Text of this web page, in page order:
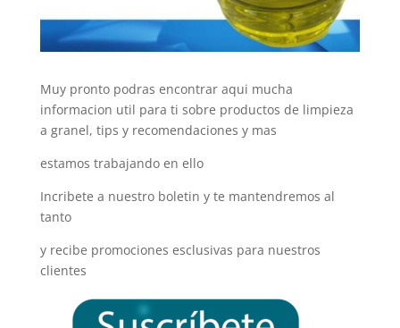
Muy pronto podras encontrar aqui mucha
informacion util para ti sobre productos de limpieza
a granel, tips y recomendaciones y mas
estamos trabajando en ello
Incribete a nuestro boletin y te mantendremos al
tanto
y recibe promociones esclusivas para nuestros
clientes